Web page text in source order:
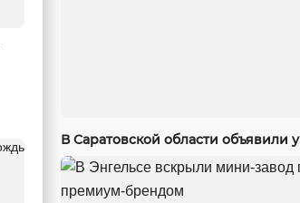
В Саратовской области объявили